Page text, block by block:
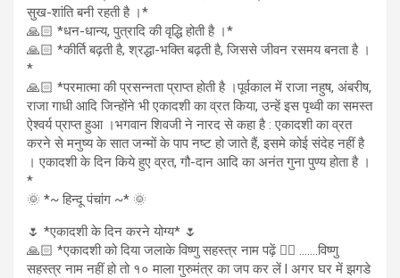
सुख-शांति बनी रहती है ।*
🙏🏻 *धन-धान्य, पुत्रादि की वृद्धि होती है ।*
🙏🏻 *कीर्ति बढ़ती है, श्रद्धा-भक्ति बढ़ती है, जिससे जीवन रसमय बनता है ।
*
🙏🏻 *परमात्मा की प्रसन्नता प्राप्त होती है ।पूर्वकाल में राजा नहुष, अंबरीष,
राजा गाधी आदि जिन्होंने भी एकादशी का व्रत किया, उन्हें इस पृथ्वी का समस्त
ऐश्वर्य प्राप्त हुआ ।भगवान शिवजी ने नारद से कहा है : एकादशी का व्रत
करने से मनुष्य के सात जन्मों के पाप नष्ट हो जाते हैं, इसमे कोई संदेह नहीं है
। एकादशी के दिन किये हुए व्रत, गौ-दान आदि का अनंत गुना पुण्य होता है ।
*
🌞 *~ हिन्दू पंचांग ~* 🌞
🌷 *एकादशी के दिन करने योग्य* 🌷
🙏🏻 *एकादशी को दिया जलाके विष्णु सहस्त्र नाम पढ़ें 👉🏻 …….विष्णु
सहस्त्र नाम नहीं हो तो १० माला गुरुमंत्र का जप कर लें l अगर घर में झगडे